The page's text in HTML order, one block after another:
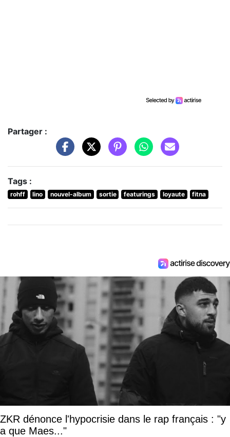
Partager :
Tags :
rohff lino nouvel-album sortie featurings loyaute fitna
ZKR dénonce l'hypocrisie dans le rap français : "y
a que Maes..."